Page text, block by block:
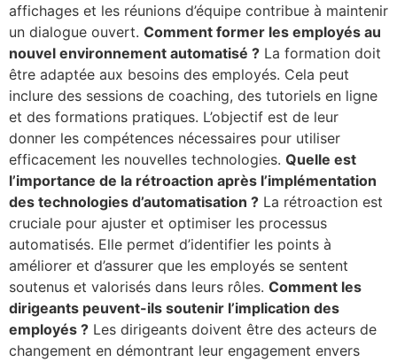
affichages et les réunions d’équipe contribue à maintenir
un dialogue ouvert. Comment former les employés au
nouvel environnement automatisé ? La formation doit
être adaptée aux besoins des employés. Cela peut
inclure des sessions de coaching, des tutoriels en ligne
et des formations pratiques. L’objectif est de leur
donner les compétences nécessaires pour utiliser
efficacement les nouvelles technologies. Quelle est
l’importance de la rétroaction après l’implémentation
des technologies d’automatisation ? La rétroaction est
cruciale pour ajuster et optimiser les processus
automatisés. Elle permet d’identifier les points à
améliorer et d’assurer que les employés se sentent
soutenus et valorisés dans leurs rôles. Comment les
dirigeants peuvent-ils soutenir l’implication des
employés ? Les dirigeants doivent être des acteurs de
changement en démontrant leur engagement envers